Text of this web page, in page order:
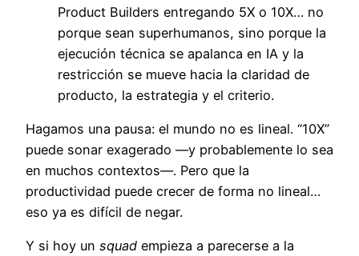
Product Builders entregando 5X o 10X… no
porque sean superhumanos, sino porque la
ejecución técnica se apalanca en IA y la
restricción se mueve hacia la claridad de
producto, la estrategia y el criterio.
Hagamos una pausa: el mundo no es lineal. “10X”
puede sonar exagerado —y probablemente lo sea
en muchos contextos—. Pero que la
productividad puede crecer de forma no lineal…
eso ya es difícil de negar.
Y si hoy un squad empieza a parecerse a la